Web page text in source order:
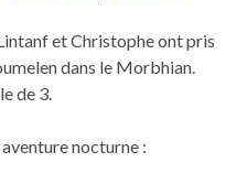
et Christophe ont pris
dans le Morbhian.
de 3.
nocturne :